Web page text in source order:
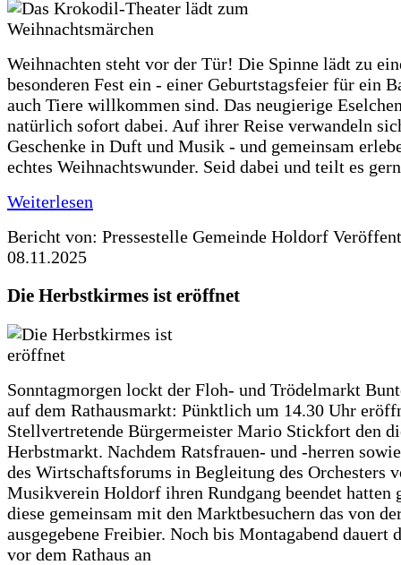
Weihnachten steht vor der Tür! Die Spinne lädt zu
besonderen Fest ein - einer Geburtstagsfeier für ein
auch Tiere willkommen sind. Das neugierige
natürlich sofort dabei. Auf ihrer Reise verwandeln
Geschenke in Duft und Musik - und gemeinsam
echtes Weihnachtswunder. Seid dabei und teilt es
Weiterlesen
Bericht von: Pressestelle Gemeinde Holdorf
08.11.2025
Die Herbstkirmes ist eröffnet
Sonntagmorgen lockt der Floh- und Trödelmarkt
auf dem Rathausmarkt: Pünktlich um 14.30 Uhr
Stellvertretende Bürgermeister Mario Stickfort den
Herbstmarkt. Nachdem Ratsfrauen- und -herren
des Wirtschaftsforums in Begleitung des Orchesters
Musikverein Holdorf ihren Rundgang beendet hatten
diese gemeinsam mit den Marktbesuchern das von
ausgegebene Freibier. Noch bis Montagabend dauert
vor dem Rathaus an